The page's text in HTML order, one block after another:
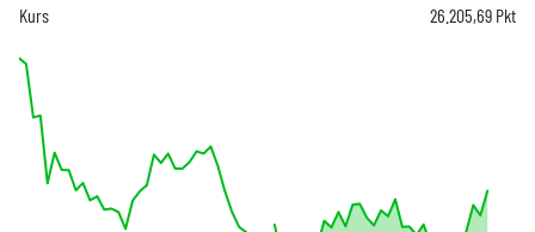
Kurs 26.205,69 Pkt